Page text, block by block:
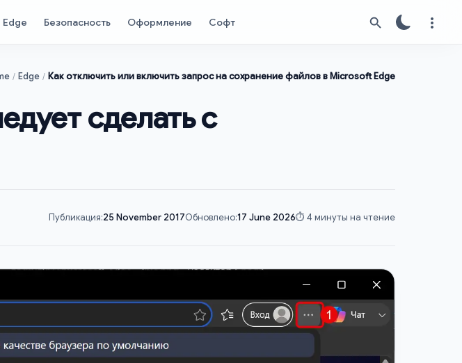
Edge Безопасность Оформление Софт
Edge Как отключить или включить запрос на сохранение файлов в Microsoft Edge
сделать с
Публикация:25 November 2017Обновлено:17 June 2026⏱️ 4 минуты на чтение